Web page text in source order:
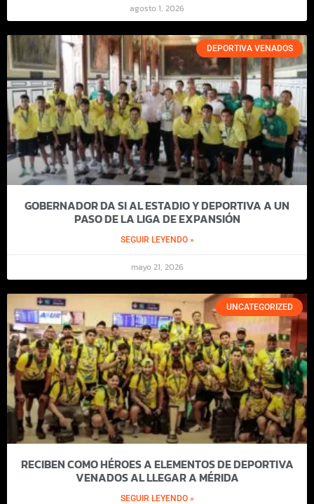
agosto 1, 2026
DEPORTIVA VENADOS
GOBERNADOR DA SI AL ESTADIO Y DEPORTIVA A UN
PASO DE LA LIGA DE EXPANSIÓN
SEGUIR LEYENDO »
mayo 21, 2026
UNCATEGORIZED
RECIBEN COMO HÉROES A ELEMENTOS DE DEPORTIVA
VENADOS AL LLEGAR A MÉRIDA
SEGUIR LEYENDO »